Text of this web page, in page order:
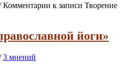
Комментарии к записи Творение
йоги»
3 мнений